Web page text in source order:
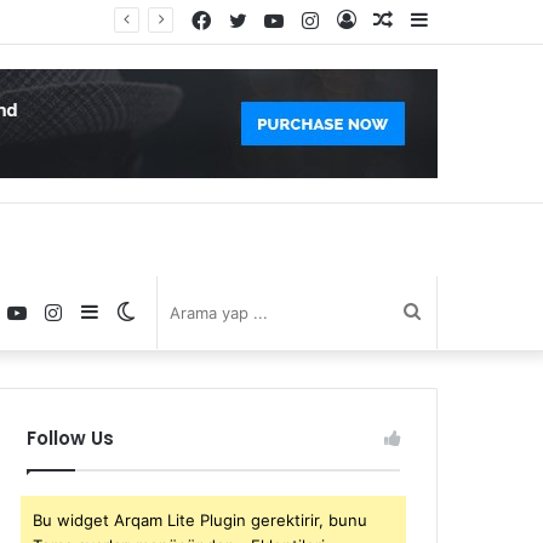
Bölmesi
Rastgele
Makale
Kayıt
Ol
Instagram
YouTube
Twitter
Facebook
yap
görünümü
Kenar
Bölmesi
Instagram
YouTube
Follow Us
Bu widget Arqam Lite Plugin gerektirir, bunu